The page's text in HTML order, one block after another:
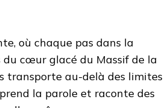
où chaque pas dans la
cœur glacé du Massif de la
transporte au-delà des limites
la parole et raconte des